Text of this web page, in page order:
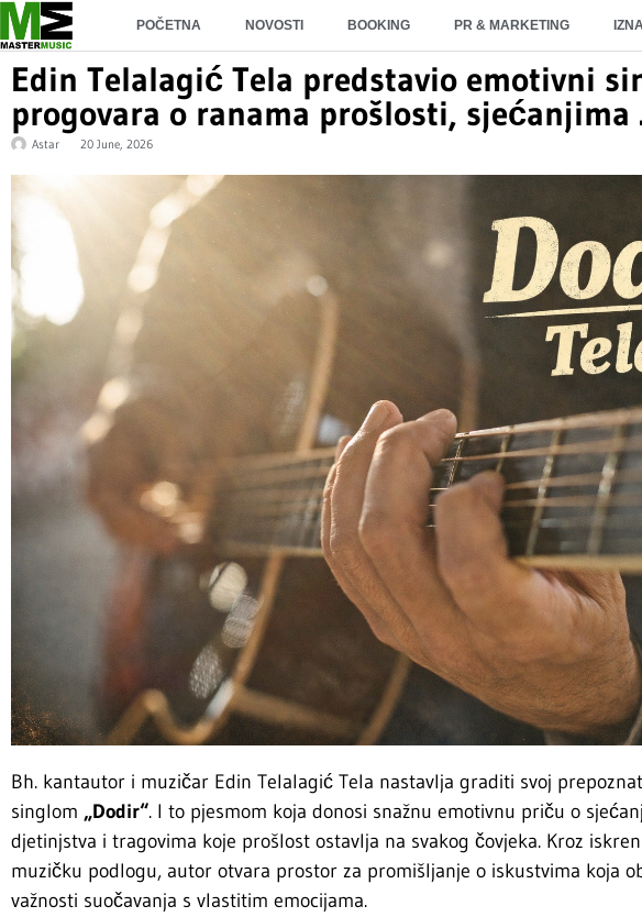
POČETNA NOVOSTI BOOKING PR & MARKETING
Edin Telalagić Tela predstavio emotivni
progovara o ranama prošlosti, sjećanjima
Astar 20 June, 2026
Bh. kantautor i muzičar Edin Telalagić Tela nastavlja graditi svoj
singlom „Dodir“. I to pjesmom koja donosi snažnu emotivnu priču o
djetinjstva i tragovima koje prošlost ostavlja na svakog čovjeka. Kroz
muzičku podlogu, autor otvara prostor za promišljanje o iskustvima koja
važnosti suočavanja s vlastitim emocijama.